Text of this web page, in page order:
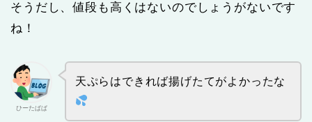
そうだし、値段も高くはないのでしょうがないです
ね！
ひーたぱぱ
天ぷらはできれば揚げたてがよかったな